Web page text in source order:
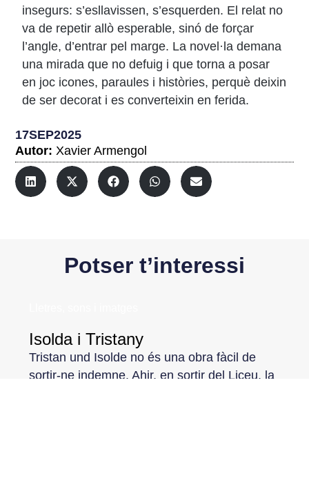
17SEP2025
Autor: Xavier Armengol
insegurs: s’esllavissen, s’esquerden. El relat no
va de repetir allò esperable, sinó de forçar
l’angle, d’entrar pel marge. La novel·la demana
una mirada que no defuig i que torna a posar
en joc icones, paraules i històries, perquè deixin
de ser decorat i es converteixin en ferida.
Potser t’interessi
Isolda i Tristany
Tristan und Isolde no és una obra fàcil de
sortir-ne indemne. Ahir, en sortir del Liceu, la